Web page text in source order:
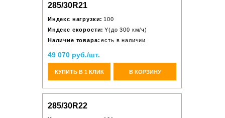
285/30R21
Индекс нагрузки: 100
Индекс скорости: Y(до 300 км/ч)
Наличие товара: есть в наличии
49 070 руб./шт.
КУПИТЬ В 1 КЛИК В КОРЗИНУ
285/30R22